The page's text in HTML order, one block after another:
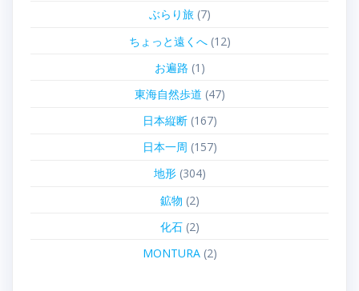
ぶらり旅(7)
ちょっと遠くへ(12)
お遍路 (1)
東海自然歩道 (47)
日本縦断(167)
日本一周 (157)
地形(304)
鉱物 (2)
化石(2)
MONTURA(2)